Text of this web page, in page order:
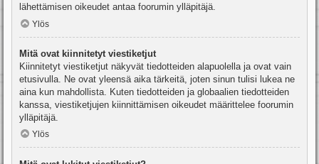
lähettämisen oikeudet antaa foorumin ylläpitäjä.
Ylös
Mitä ovat kiinnitetyt viestiketjut
Kiinnitetyt viestiketjut näkyvät tiedotteiden alapuolella ja ovat vain
etusivulla. Ne ovat yleensä aika tärkeitä, joten sinun tulisi lukea ne
aina kun mahdollista. Kuten tiedotteiden ja globaalien tiedotteiden
kanssa, viestiketjujen kiinnittämisen oikeudet määrittelee foorumin
ylläpitäjä.
Ylös